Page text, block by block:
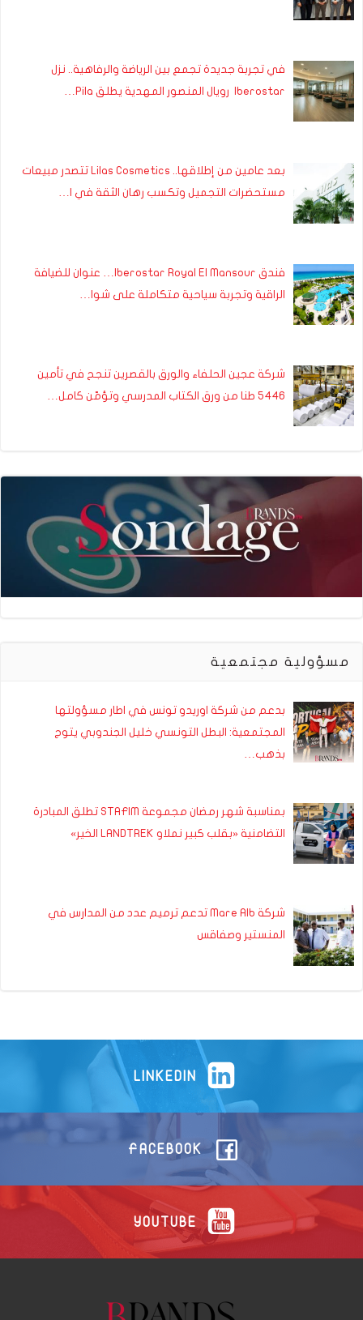
في تجربة جديدة تجمع بين الرياضة والرفاهية.. نزل
Iberostar رويال المنصور المهدية يطلق Pila…
بعد عامين من إطلاقها.. Lilas Cosmetics تتصدر مبيعات
مستحضرات التجميل وتكسب رهان الثقة في ا…
فندق Iberostar Royal El Mansour… عنوان للضيافة
الراقية وتجربة سياحية متكاملة على شوا…
شركة عجين الحلفاء والورق بالقصرين تنجح في تأمين
5446 طنا من ورق الكتاب المدرسي وتؤمّن كامل…
مسؤولية مجتمعية
بدعم من شركة اوريدو تونس في اطار مسؤولتها
المجتمعية: البطل التونسي خليل الجندوبي يتوج
بذهب…
بمناسبة شهر رمضان مجموعة STAFIM تطلق المبادرة
التضامنية «بقلب كبير نملاو LANDTREK الخير»
شركة Mare Alb تدعم ترميم عدد من المدارس في
المنستير وصفاقس
LINKEDIN
FACEBOOK
YOUTUBE